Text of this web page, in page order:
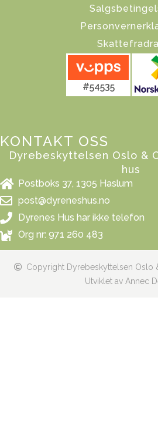
#54535
KONTAKT OSS
Dyrebeskyttelsen Oslo &
hus
Postboks 37, 1305 Haslum
post@dyreneshus.no
Dyrenes Hus har ikke telefon
Org nr: 971 260 483
Copyright Dyrebeskyttelsen Oslo
Utviklet av Annec